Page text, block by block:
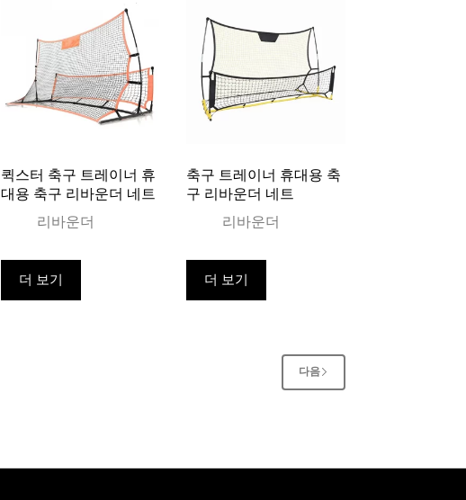
퀵스터 축구 트레이너 휴
대용 축구 리바운더 네트
리바운더
더 보기
축구 트레이너 휴대용 축
구 리바운더 네트
리바운더
더 보기
다음